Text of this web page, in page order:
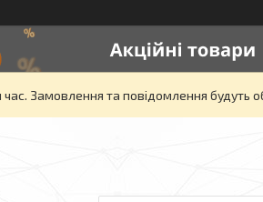
час. Замовлення та повідомлення будуть